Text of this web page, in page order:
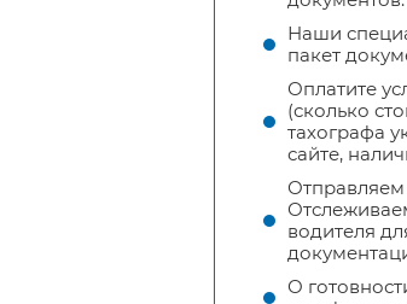
Наши
пакет
Оплатите
(сколько
тахографа
сайте,
Отправляем
водителя
О